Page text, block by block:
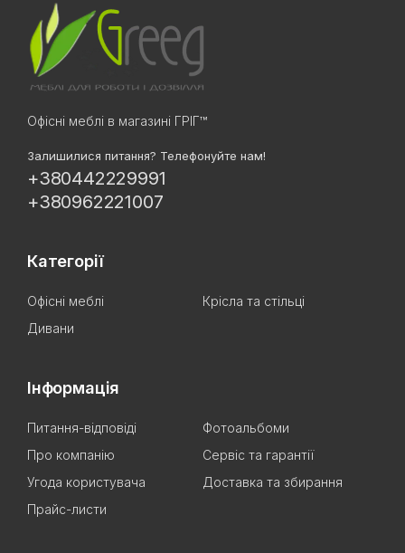
Офісні меблі в магазині ГРІГ™
Залишилися питання? Телефонуйте нам!
+380442229991
+380962221007
Категорії
Офісні меблі
Крісла та стільці
Дивани
Інформація
Питання-відповіді
Фотоальбоми
Про компанію
Сервіс та гарантії
Угода користувача
Доставка та збирання
Прайс-листи